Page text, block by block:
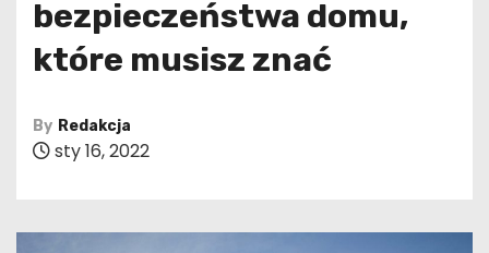
bezpieczeństwa domu,
które musisz znać
By Redakcja
sty 16, 2022